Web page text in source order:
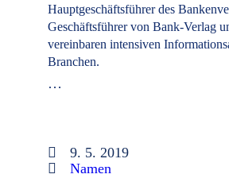
Hauptgeschäftsführer des
Geschäftsführer von Bank-Verlag
vereinbaren intensiven
Branchen.
…
9. 5. 2019
Namen